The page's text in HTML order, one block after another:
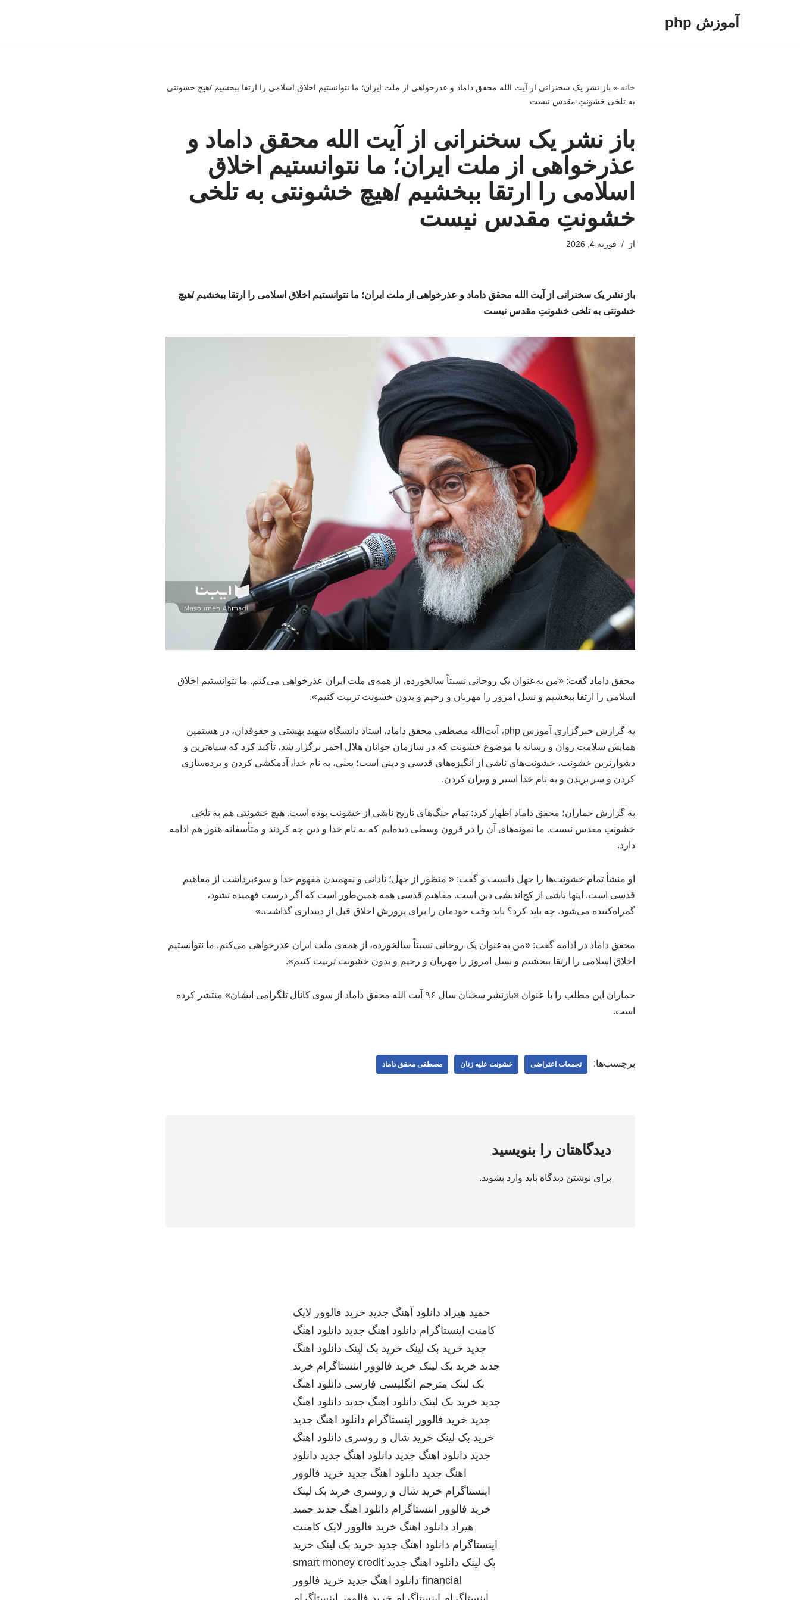
آموزش php
خانه » باز نشر یک سخنرانی از آیت الله محقق داماد و عذرخواهی از ملت ایران؛ ما نتوانستیم اخلاق اسلامی را ارتقا ببخشیم /هیچ خشونتی
به تلخی خشونتِ مقدس نیست
باز نشر یک سخنرانی از آیت الله محقق داماد و
عذرخواهی از ملت ایران؛ ما نتوانستیم اخلاق
اسلامی را ارتقا ببخشیم /هیچ خشونتی به تلخی
خشونتِ مقدس نیست
از فوریه 4, 2026
باز نشر یک سخنرانی از آیت الله محقق داماد و عذرخواهی از ملت ایران؛ ما نتوانستیم اخلاق اسلامی را ارتقا ببخشیم /هیچ
خشونتی به تلخی خشونتِ مقدس نیست
محقق داماد گفت: «من به‌عنوان یک روحانی نسبتاً سالخورده، از همه‌ی ملت ایران عذرخواهی می‌کنم. ما نتوانستیم اخلاق
اسلامی را ارتقا ببخشیم و نسل امروز را مهربان و رحیم و بدون خشونت تربیت کنیم».
به گزارش خبرگزاری آموزش php، آیت‌الله مصطفی محقق داماد، استاد دانشگاه شهید بهشتی و حقوقدان، در هشتمین
همایش سلامت روان و رسانه با موضوع خشونت که در سازمان جوانان هلال احمر برگزار شد، تأکید کرد که سیاه‌ترین و
دشوارترین خشونت، خشونت‌های ناشی از انگیزه‌های قدسی و دینی است؛ یعنی، به نام خدا، آدمکشی کردن و برده‌سازی
کردن و سر بریدن و به نام خدا اسیر و ویران کردن.
به گزارش جماران؛ محقق داماد اظهار کرد: تمام جنگ‌های تاریخ ناشی از خشونت بوده است. هیچ خشونتی هم به تلخی
خشونتِ مقدس نیست. ما نمونه‌های آن را در قرون وسطی دیده‌ایم که به نام خدا و دین چه کردند و متأسفانه هنوز هم ادامه
دارد.
او منشأ تمام خشونت‌ها را جهل دانست و گفت: « منظور از جهل؛ نادانی و نفهمیدن مفهوم خدا و سوءبرداشت از مفاهیم
قدسی است. اینها ناشی از کج‌اندیشی دین است. مفاهیم قدسی همه همین‌طور است که اگر درست فهمیده نشود،
گمراه‌کننده می‌شود. چه باید کرد؟ باید وقت خودمان را برای پرورش اخلاق قبل از دینداری گذاشت.»
محقق داماد در ادامه گفت: «من به‌عنوان یک روحانی نسبتاً سالخورده، از همه‌ی ملت ایران عذرخواهی می‌کنم. ما نتوانستیم
اخلاق اسلامی را ارتقا ببخشیم و نسل امروز را مهربان و رحیم و بدون خشونت تربیت کنیم».
جماران این مطلب را با عنوان «بازنشر سخنان سال ۹۶ آیت الله محقق داماد از سوی کانال تلگرامی ایشان» منتشر کرده
است.
برچسب‌ها: تجمعات اعتراضی خشونت علیه زنان مصطفی محقق داماد
دیدگاهتان را بنویسید
برای نوشتن دیدگاه باید وارد بشوید.
حمید هیراد دانلود آهنگ جدید خرید فالوور لایک
کامنت اینستاگرام دانلود اهنگ جدید دانلود اهنگ
جدید خرید بک لینک خرید بک لینک دانلود اهنگ
جدید خرید بک لینک خرید فالوور اینستاگرام خرید
بک لینک مترجم انگلیسی فارسی دانلود اهنگ
جدید خرید بک لینک دانلود اهنگ جدید دانلود اهنگ
جدید خرید فالوور اینستاگرام دانلود اهنگ جدید
خرید بک لینک خرید شال و روسری دانلود اهنگ
جدید دانلود اهنگ جدید دانلود اهنگ جدید دانلود
اهنگ جدید دانلود اهنگ جدید خرید فالوور
اینستاگرام خرید شال و روسری خرید بک لینک
خرید فالوور اینستاگرام دانلود اهنگ جدید حمید
هیراد دانلود اهنگ خرید فالوور لایک کامنت
اینستاگرام دانلود اهنگ جدید خرید بک لینک خرید
بک لینک دانلود اهنگ جدید smart money credit
financial دانلود اهنگ جدید خرید فالوور